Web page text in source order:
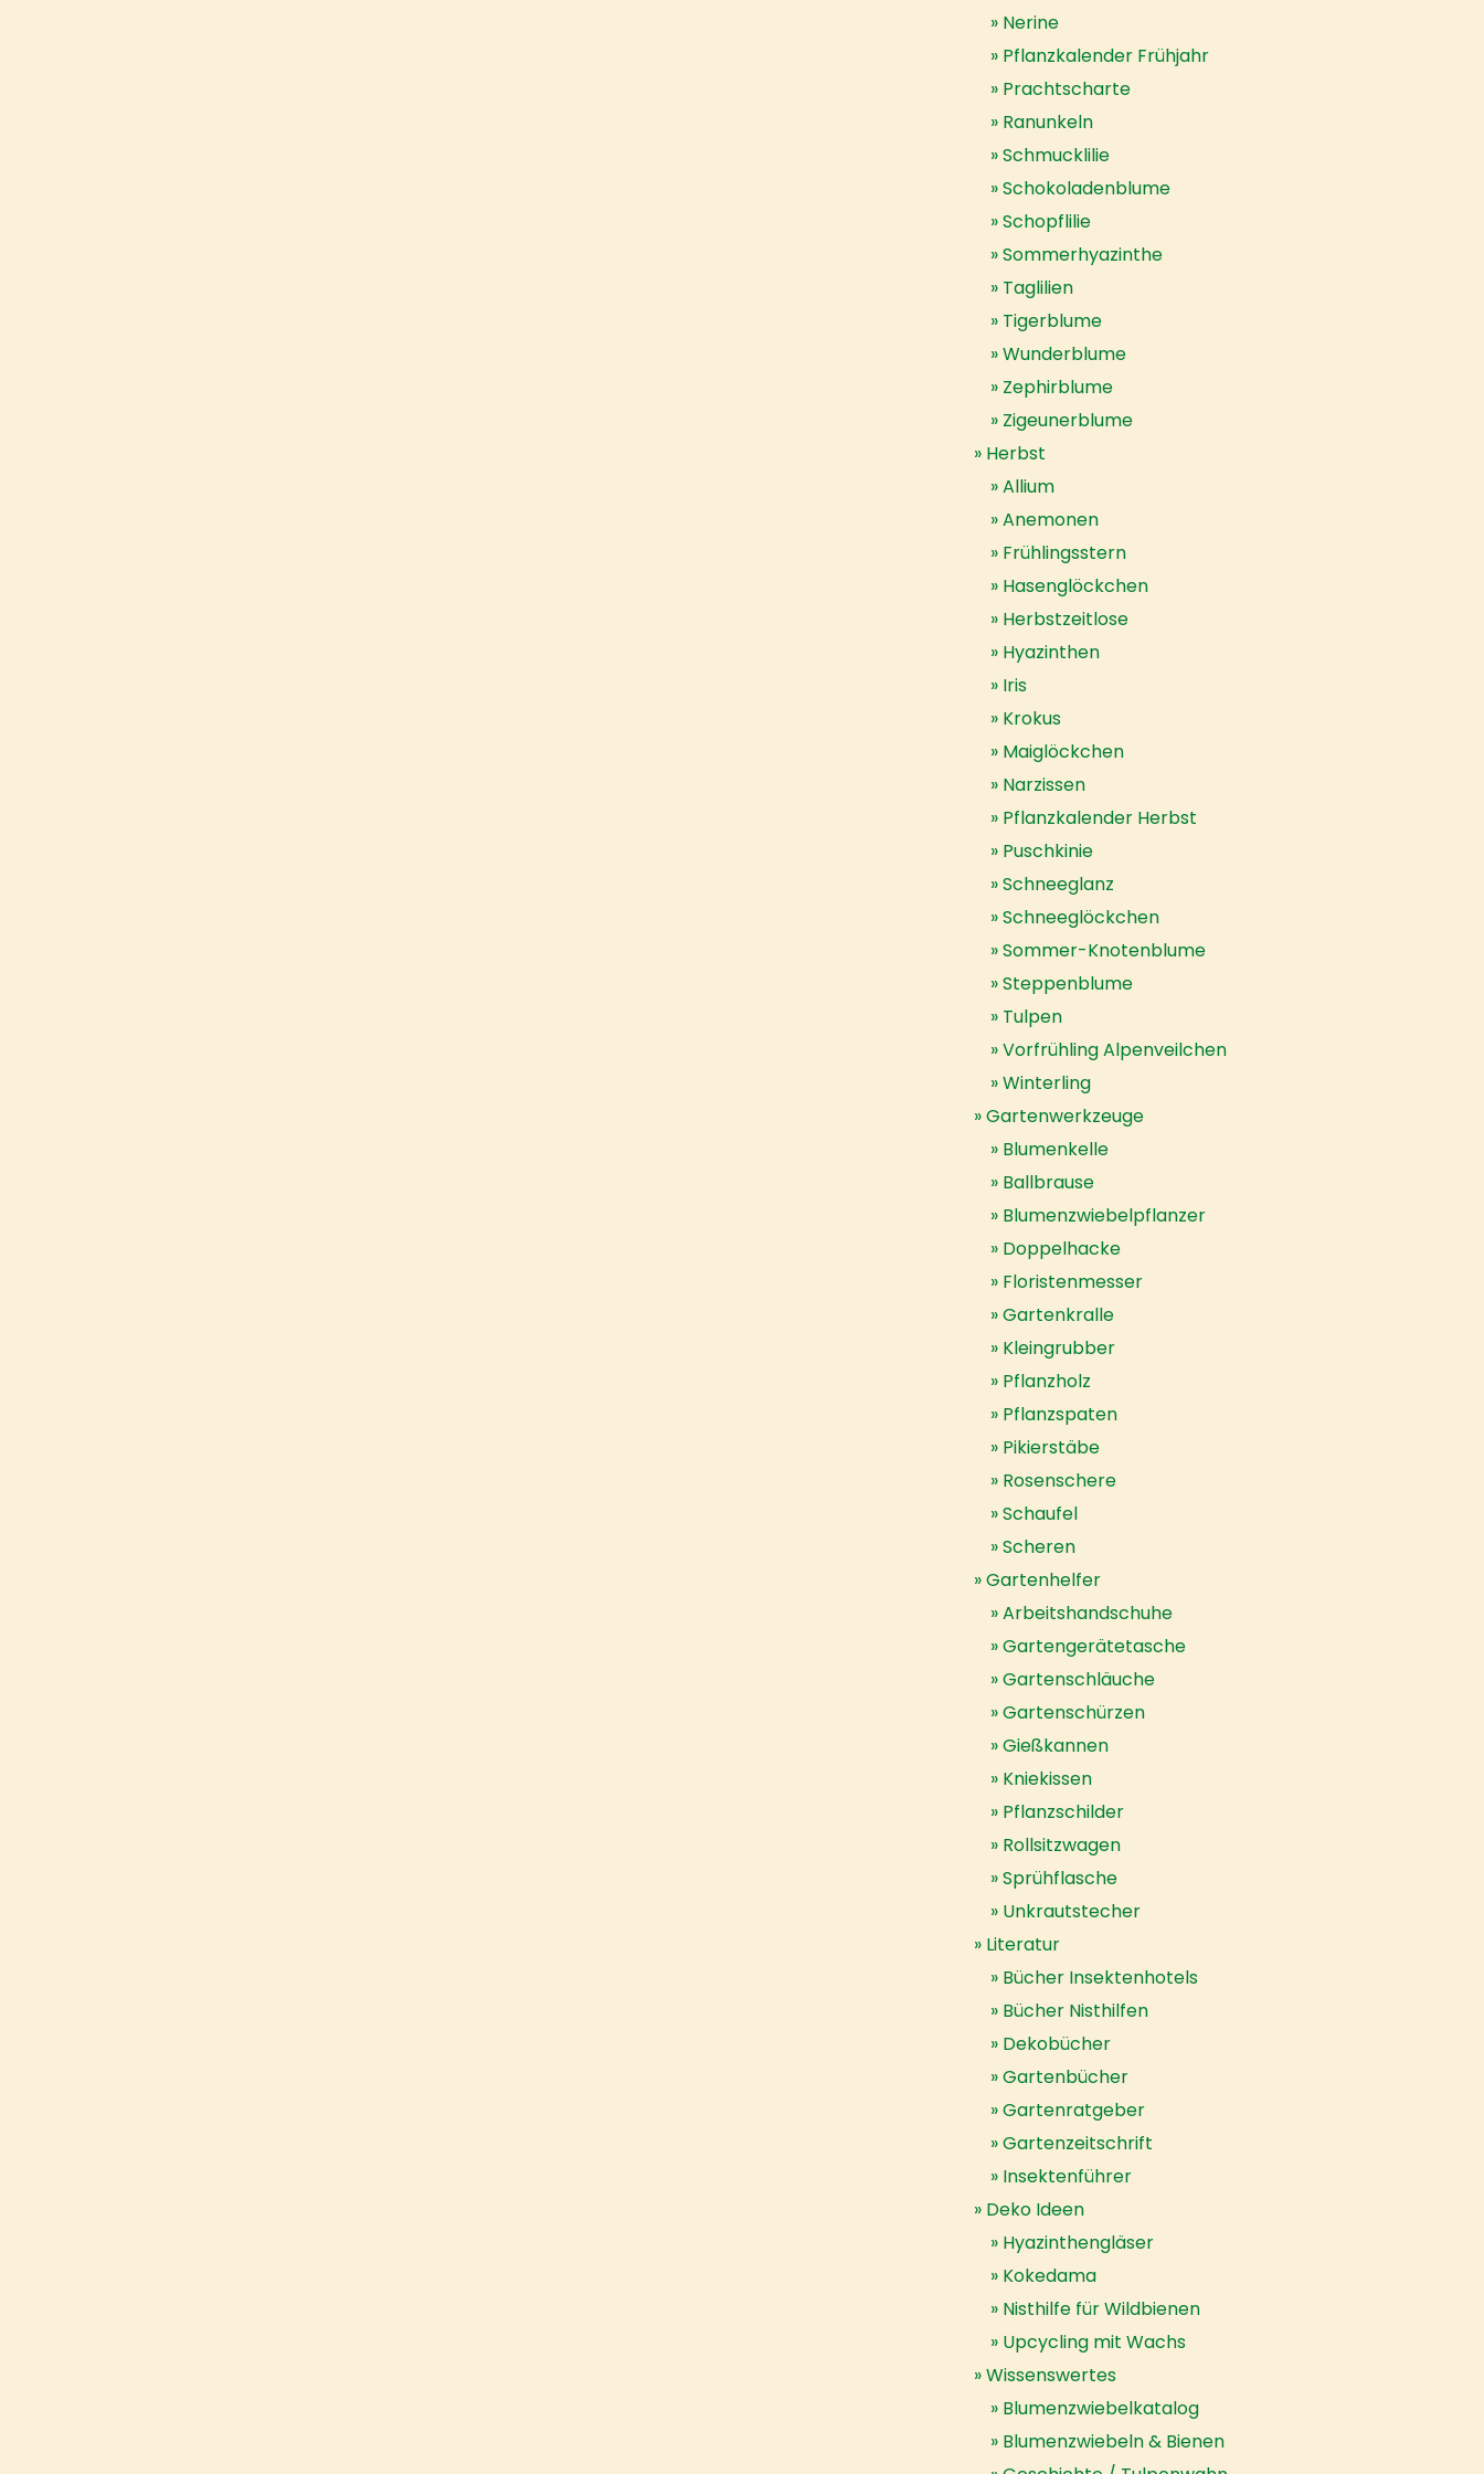
Nerine
Pflanzkalender Frühjahr
Prachtscharte
Ranunkeln
Schmucklilie
Schokoladenblume
Schopflilie
Sommerhyazinthe
Taglilien
Tigerblume
Wunderblume
Zephirblume
Zigeunerblume
Herbst
Allium
Anemonen
Frühlingsstern
Hasenglöckchen
Herbstzeitlose
Hyazinthen
Iris
Krokus
Maiglöckchen
Narzissen
Pflanzkalender Herbst
Puschkinie
Schneeglanz
Schneeglöckchen
Sommer-Knotenblume
Steppenblume
Tulpen
Vorfrühling Alpenveilchen
Winterling
Gartenwerkzeuge
Blumenkelle
Ballbrause
Blumenzwiebelpflanzer
Doppelhacke
Floristenmesser
Gartenkralle
Kleingrubber
Pflanzholz
Pflanzspaten
Pikierstäbe
Rosenschere
Schaufel
Scheren
Gartenhelfer
Arbeitshandschuhe
Gartengerätetasche
Gartenschläuche
Gartenschürzen
Gießkannen
Kniekissen
Pflanzschilder
Rollsitzwagen
Sprühflasche
Unkrautstecher
Literatur
Bücher Insektenhotels
Bücher Nisthilfen
Dekobücher
Gartenbücher
Gartenratgeber
Gartenzeitschrift
Insektenführer
Deko Ideen
Hyazinthengläser
Kokedama
Nisthilfe für Wildbienen
Upcycling mit Wachs
Wissenswertes
Blumenzwiebelkatalog
Blumenzwiebeln & Bienen